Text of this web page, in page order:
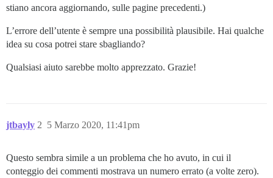
stiano ancora aggiornando, sulle pagine precedenti.)
L’errore dell’utente è sempre una possibilità plausibile. Hai qualche
idea su cosa potrei stare sbagliando?
Qualsiasi aiuto sarebbe molto apprezzato. Grazie!
jtbayly 5 Marzo 2020, 11:41pm
2
Questo sembra simile a un problema che ho avuto, in cui il
conteggio dei commenti mostrava un numero errato (a volte zero).